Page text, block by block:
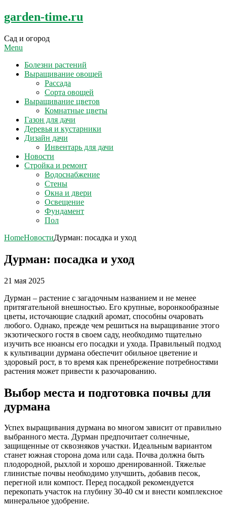
Skip
to
garden-time.ru
Сад и огород
Menu
Болезни растений
Выращивание овощей
Рассада
Сорта овощей
Выращивание цветов
Комнатные цветы
Газон для дачи
Деревья и кустарники
Дизайн дачи
Инвентарь для дачи
Новости
Стройка и ремонт
Водоснабжение
Стены
Окна и двери
Освещение
Фундамент
Пол
HomeНовостиДурман: посадка и уход
Дурман: посадка и уход
21 мая 2025
Дурман – растение с загадочным названием и не менее
притягательной внешностью. Его крупные, воронкообразные
цветы, источающие сладкий аромат, способны очаровать
любого. Однако, прежде чем решиться на выращивание этого
экзотического гостя в своем саду, необходимо тщательно
изучить все нюансы его посадки и ухода. Правильный подход
к культивации дурмана обеспечит обильное цветение и
здоровый рост, в то время как пренебрежение потребностями
растения может привести к разочарованию.
Выбор места и подготовка почвы для
дурмана
Успех выращивания дурмана во многом зависит от правильно
выбранного места. Дурман предпочитает солнечные,
защищенные от сквозняков участки. Идеальным вариантом
станет южная сторона дома или сада. Почва должна быть
плодородной, рыхлой и хорошо дренированной. Тяжелые
глинистые почвы необходимо улучшить, добавив песок,
перегной или компост. Перед посадкой рекомендуется
перекопать участок на глубину 30-40 см и внести комплексное
минеральное удобрение.